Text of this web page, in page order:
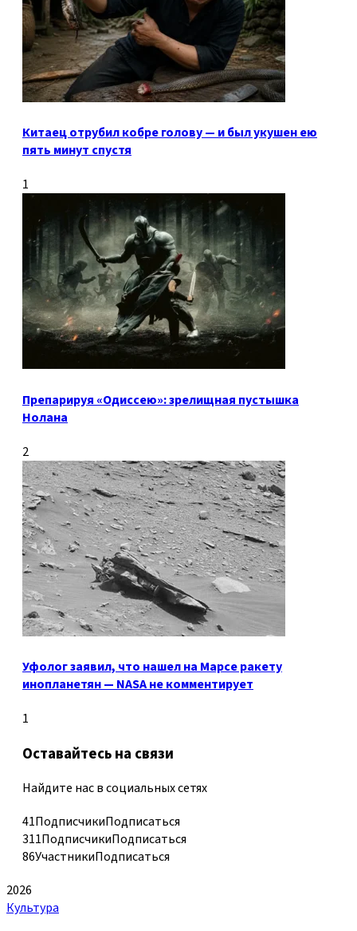
Китаец отрубил кобре голову — и был укушен ею
пять минут спустя
1
Препарируя «Одиссею»: зрелищная пустышка
Нолана
2
Уфолог заявил, что нашел на Марсе ракету
инопланетян — NASA не комментирует
1
Оставайтесь на связи
Найдите нас в социальных сетях
41ПодписчикиПодписаться
311ПодписчикиПодписаться
86УчастникиПодписаться
2026
Культура